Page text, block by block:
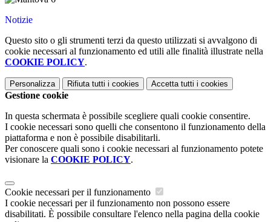
Notizie
Questo sito o gli strumenti terzi da questo utilizzati si avvalgono di
cookie necessari al funzionamento ed utili alle finalità illustrate nella
COOKIE POLICY.
Personalizza Rifiuta tutti i cookies Accetta tutti i cookies
Gestione cookie
In questa schermata è possibile scegliere quali cookie consentire.
I cookie necessari sono quelli che consentono il funzionamento della
piattaforma e non è possibile disabilitarli.
Per conoscere quali sono i cookie necessari al funzionamento potete
visionare la COOKIE POLICY.
Cookie necessari per il funzionamento
I cookie necessari per il funzionamento non possono essere
disabilitati. È possibile consultare l'elenco nella pagina della cookie